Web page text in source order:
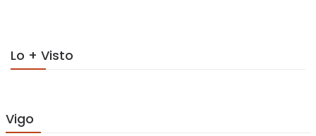
Lo + Visto
Vigo